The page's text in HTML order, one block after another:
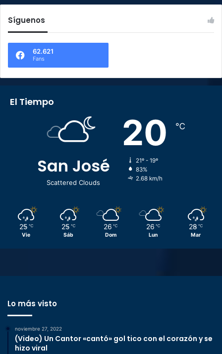
Síguenos
62.621
Fans
El Tiempo
San José
Scattered Clouds
20 ℃
21º - 19º
83%
2.68 km/h
25 ℃
Vie
25 ℃
Sáb
26 ℃
Dom
26 ℃
Lun
28 ℃
Mar
Lo más visto
noviembre 27, 2022
(Video) Un Cantor «cantó» gol tico con el corazón y se
hizo viral